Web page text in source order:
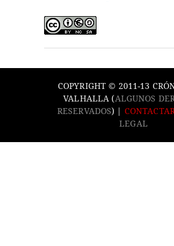
COPYRIGHT © 2011-13
VALHALLA (ALGUNOS
RESERVADOS) | CONTACTAR
LEGAL